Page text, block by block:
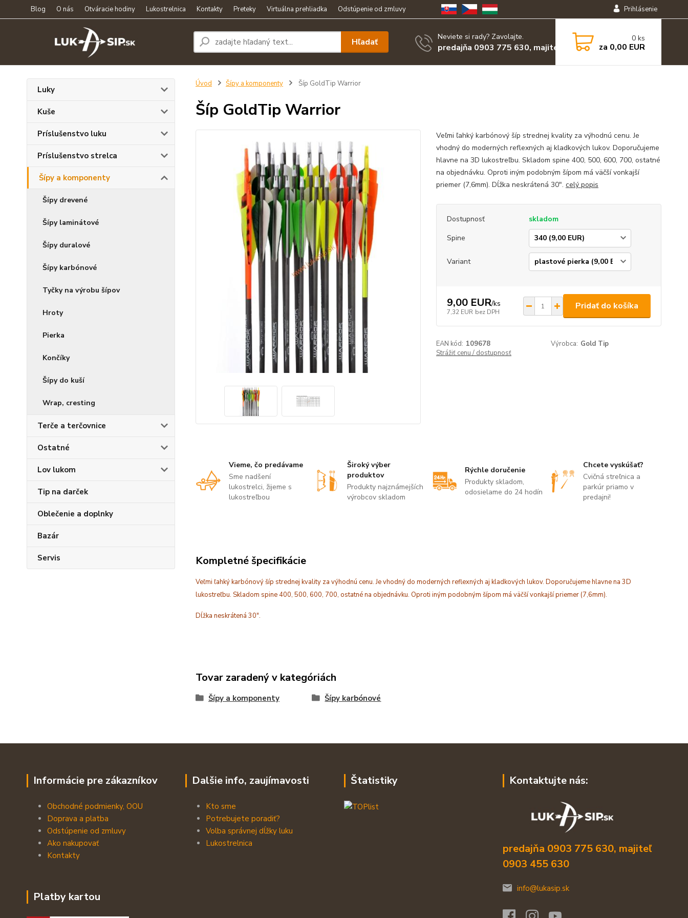
Blog O nás Otváracie hodiny Lukostrelnica Kontakty Preteky Virtuálna prehliadka Odstúpenie od zmluvy Prihlásenie
Hľadať Neviete si rady? Zavolajte.
predajňa 0903 775 630, majiteľ 0903 455 630
0 ks
za 0,00 EUR
Luky
Kuše
Príslušenstvo luku
Príslušenstvo strelca
Šípy a komponenty
Šípy drevené
Šípy laminátové
Šípy duralové
Šípy karbónové
Tyčky na výrobu šípov
Hroty
Pierka
Končíky
Šípy do kuší
Wrap, cresting
Terče a terčovnice
Ostatné
Lov lukom
Tip na darček
Oblečenie a doplnky
Bazár
Servis
Úvod Šípy a komponenty Šíp GoldTip Warrior
Šíp GoldTip Warrior
Veľmi ľahký karbónový šíp strednej kvality za výhodnú cenu. Je
vhodný do moderných reflexných aj kladkových lukov. Doporučujeme
hlavne na 3D lukostreľbu. Skladom spine 400, 500, 600, 700, ostatné
na objednávku. Oproti iným podobným šípom má väčší vonkajší
priemer (7,6mm). Dĺžka neskrátená 30". celý popis
Dostupnosť
skladom
Spine
Variant
9,00 EUR/ks
7,32 EUR bez DPH
Pridať do košíka
EAN kód: 109678 Výrobca: Gold Tip
Strážiť cenu / dostupnosť
Vieme, čo predávame
Sme nadšení
lukostrelci, žijeme s
lukostreľbou
Široký výber
produktov
Produkty najznámejších
výrobcov skladom
Rýchle doručenie
Produkty skladom,
odosielame do 24 hodín
Chcete vyskúšať?
Cvičná streľnica a
parkúr priamo v
predajni!
Kompletné špecifikácie
Veľmi ľahký karbónový šíp strednej kvality za výhodnú cenu. Je vhodný do moderných reflexných aj kladkových lukov. Doporučujeme hlavne na 3D
lukostreľbu. Skladom spine 400, 500, 600, 700, ostatné na objednávku. Oproti iným podobným šípom má väčší vonkajší priemer (7,6mm).
Dĺžka neskrátená 30".
Tovar zaradený v kategóriách
Šípy a komponenty Šípy karbónové
Informácie pre zákazníkov
Obchodné podmienky, OOU
Doprava a platba
Odstúpenie od zmluvy
Ako nakupovať
Kontakty
Platby kartou
Dalšie info, zaujímavosti
Kto sme
Potrebujete poradiť?
Volba správnej dĺžky luku
Lukostrelnica
Štatistiky Kontaktujte nás:
predajňa 0903 775 630, majiteľ
0903 455 630
info@lukasip.sk